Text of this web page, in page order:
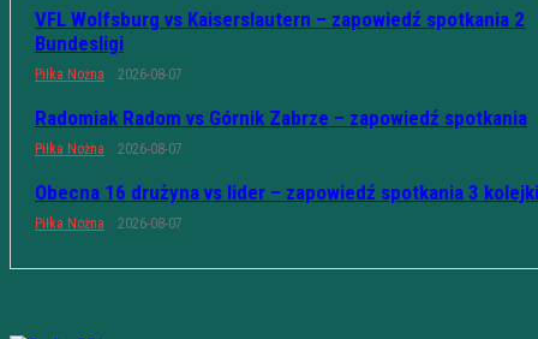
VFL Wolfsburg vs Kaiserslautern – zapowiedź spotkania 2
Bundesligi
Piłka Nożna 2026-08-07
Radomiak Radom vs Górnik Zabrze – zapowiedź spotkania
Piłka Nożna 2026-08-07
Obecna 16 drużyna vs lider – zapowiedź spotkania 3 kolejki
Piłka Nożna 2026-08-07